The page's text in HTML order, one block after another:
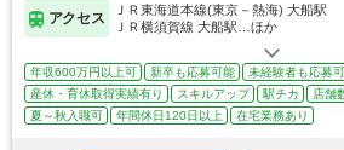
アクセス
ＪＲ東海道本線(東京－熱海) 大船駅
ＪＲ横須賀線 大船駅…ほか
年収600万円以上可 新卒も応募可能 未経験者も応募
産休・育休取得実績有り
スキルアップ 駅チカ 店舗
夏～秋入職可
年間休日120日以上 在宅業務あり